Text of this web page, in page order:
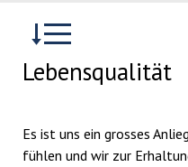
Lebensqualität
Es ist uns ein grosses
fühlen und wir zur